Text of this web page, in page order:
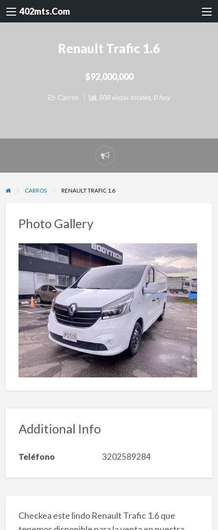
402mts.Com
Renault Trafic 1.6
$92,000,000
Carros 508 vistas totales, 0 hoy
Reportar
problema
CARROS RENAULT TRAFIC 1.6
Photo Gallery
Additional Info
Teléfono 3202589284
Checkea este lindo Renault Trafic 1.6 que